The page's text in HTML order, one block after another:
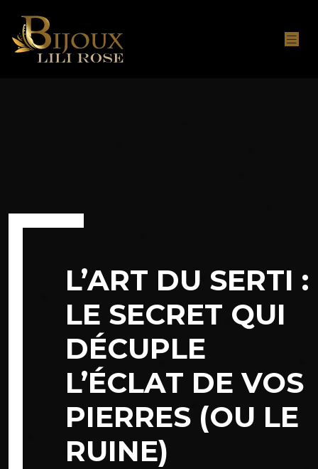
L’ART DU SERTI :
LE SECRET QUI
DÉCUPLE
L’ÉCLAT DE VOS
PIERRES (OU LE
RUINE)